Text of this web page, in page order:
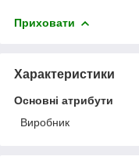
Приховати
Характеристики
Основні атрибути
Виробник